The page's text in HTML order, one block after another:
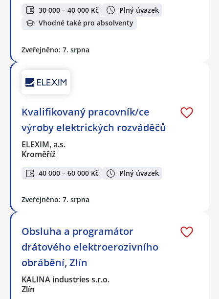
30 000 – 40 000 Kč
Plný úvazek
Vhodné také pro absolventy
Zveřejněno: 7. srpna
Kvalifikovaný pracovník/ce
výroby elektrických rozváděčů
ELEXIM, a.s.
Kroměříž
40 000 – 60 000 Kč Plný úvazek
Zveřejněno: 7. srpna
Obsluha a programátor
drátového elektroerozivního
obrábění, Zlín
KALINA industries s.r.o.
Zlín